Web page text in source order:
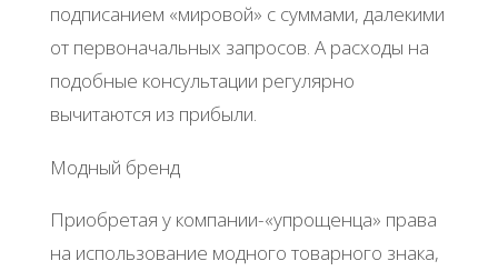
подписанием «мировой» с суммами, далекими
от первоначальных запросов. А расходы на
подобные консультации регулярно
вычитаются из прибыли.
Модный бренд
Приобретая у компании-«упрощенца» права
на использование модного товарного знака,